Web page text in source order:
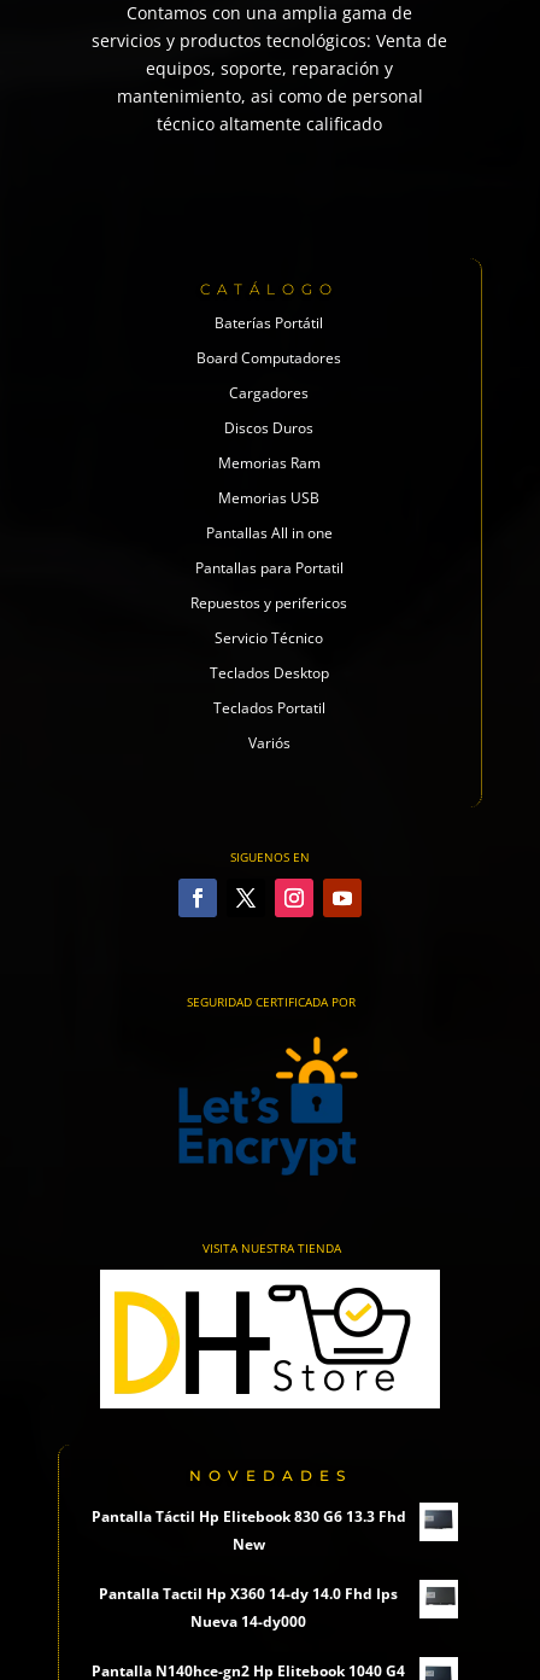
Contamos con una amplia gama de
servicios y productos tecnológicos: Venta de
equipos, soporte, reparación y
mantenimiento, asi como de personal
técnico altamente calificado
CATÁLOGO
Baterías Portátil
Board Computadores
Cargadores
Discos Duros
Memorias Ram
Memorias USB
Pantallas All in one
Pantallas para Portatil
Repuestos y perifericos
Servicio Técnico
Teclados Desktop
Teclados Portatil
Variós
SIGUENOS EN
SEGURIDAD CERTIFICADA POR
VISITA NUESTRA TIENDA
NOVEDADES
Pantalla Táctil Hp Elitebook 830 G6 13.3 Fhd
New
Pantalla Tactil Hp X360 14-dy 14.0 Fhd Ips
Nueva 14-dy000
Pantalla N140hce-gn2 Hp Elitebook 1040 G4